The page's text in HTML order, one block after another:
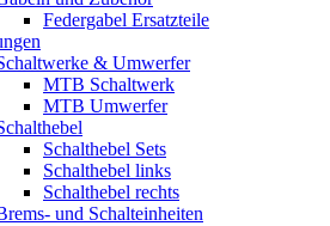
Federgabel Ersatzteile
& Umwerfer
MTB Schaltwerk
MTB Umwerfer
Schalthebel Sets
Schalthebel links
Schalthebel rechts
und Schalteinheiten